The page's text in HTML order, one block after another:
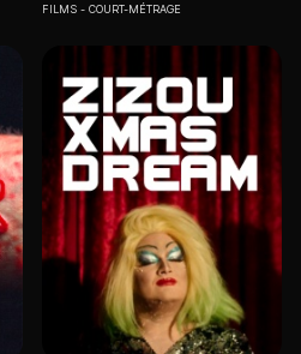
FILMS COURT-MÉTRAGE